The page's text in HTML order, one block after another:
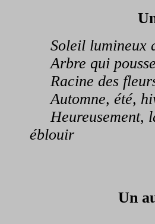
Soleil lumineux
Arbre qui
Racine des
Automne, été,
Heureusement,
éblouir
Un